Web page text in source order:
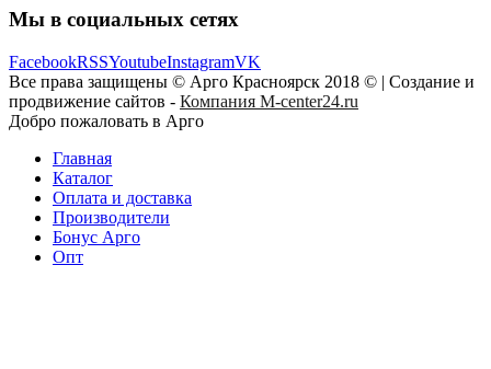
Мы в социальных сетях
FacebookRSSYoutubeInstagramVK
Все права защищены © Арго Красноярск 2018 © | Создание и
продвижение сайтов - Компания M-center24.ru
Добро пожаловать в Арго
Главная
Каталог
Оплата и доставка
Производители
Бонус Арго
Опт